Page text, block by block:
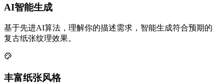
AI智能生成
基于先进AI算法，理解你的描述需求，智能生成符合预期的
复古纸张纹理效果。
丰富纸张风格